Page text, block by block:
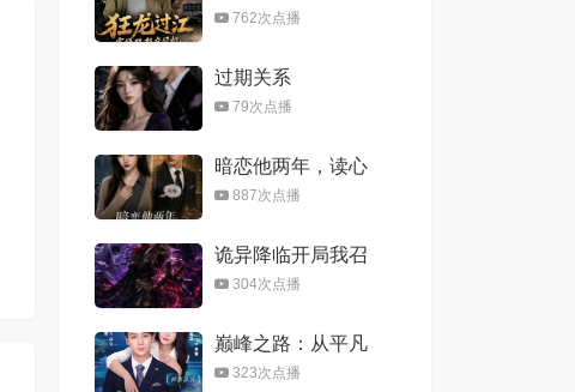
怒症司机
762次点播
过期关系
79次点播
暗恋他两年，读心
后我醒了
887次点播
诡异降临开局我召
唤黑白无常第三季
304次点播
巅峰之路：从平凡
到传奇
323次点播